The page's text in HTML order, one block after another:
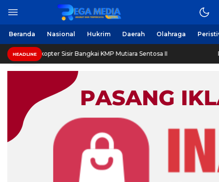
Regamedianews.com
Berita Harian Online
Beranda Nasional Hukrim Daerah Olahraga
HEADLINE
Helikopter Sisir Bangkai KMP Mutiara Sentosa II